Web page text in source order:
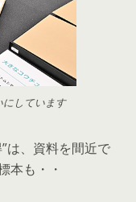
しています
は、資料を間近で
本も・・